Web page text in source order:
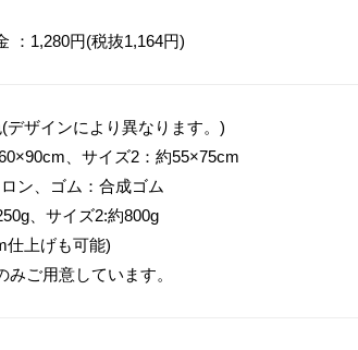
：1,280円(税抜1,164円)
デザインにより異なります。)
、サイズ2：約55×75cm
ン、ゴム：合成ゴム
、サイズ2:約800g
仕上げも可能)
ご用意しています。